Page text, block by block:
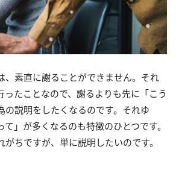
、素直に謝ることができません。それ
ったことなので、謝るよりも先に「こう
の説明をしたくなるのです。それゆ
」が多くなるのも特徴のひとつです。
ちですが、単に説明したいのです。